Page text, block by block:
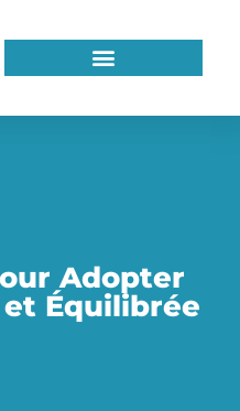
Adopter
Équilibrée